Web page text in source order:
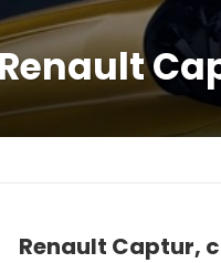
Renault Captur,